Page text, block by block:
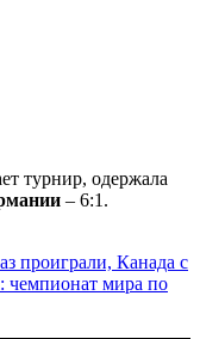
турнир, одержала
– 6:1.
проиграли, Канада с
чемпионат мира по